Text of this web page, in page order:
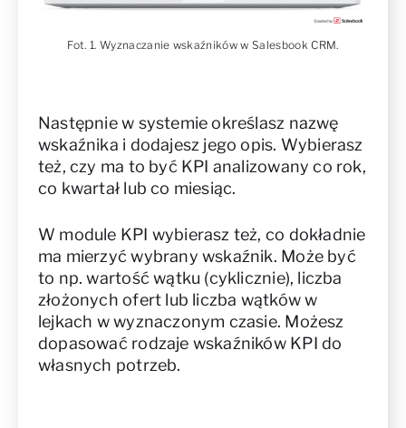
Fot. 1. Wyznaczanie wskaźników w Salesbook CRM.
Następnie w systemie określasz nazwę
wskaźnika i dodajesz jego opis. Wybierasz
też, czy ma to być KPI analizowany co rok,
co kwartał lub co miesiąc.
W module KPI wybierasz też, co dokładnie
ma mierzyć wybrany wskaźnik. Może być
to np. wartość wątku (cyklicznie), liczba
złożonych ofert lub liczba wątków w
lejkach w wyznaczonym czasie. Możesz
dopasować rodzaje wskaźników KPI do
własnych potrzeb.